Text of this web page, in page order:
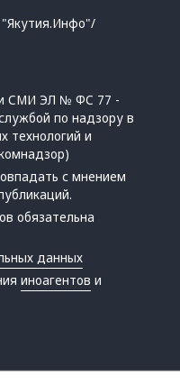
"Якутия.Инфо"/
СМИ ЭЛ № ФС 77 -
по надзору в
технологий и
с мнением
обязательна
данных
иноагентов и